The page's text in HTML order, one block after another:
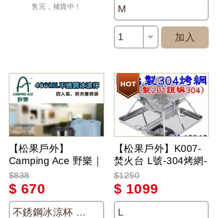
售完，補貨中！ M
1 加入
【松果戶外】
Camping Ace 野樂｜
不銹鋼冰涼
杯-480ml-(四入一
組)-附網袋
$838
$ 670
不銹鋼冰涼杯 480ml
【松果戶外】K007-
焚火台 L號-304烤網-
SGS檢驗合格-附收
納盒-烤肉爐-烤肉架-
取暖-暖爐
$1250
$ 1099
L